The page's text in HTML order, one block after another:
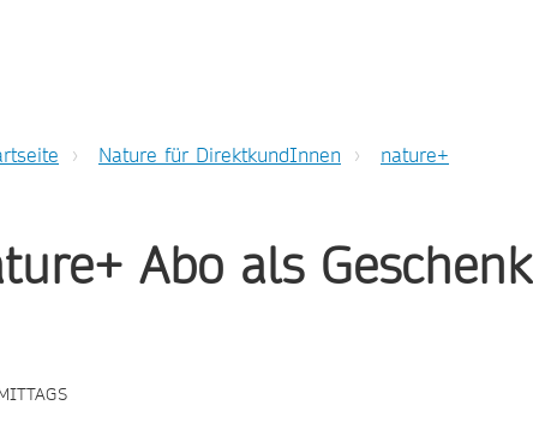
Nature für DirektkundInnen nature+
Abo als Geschenk